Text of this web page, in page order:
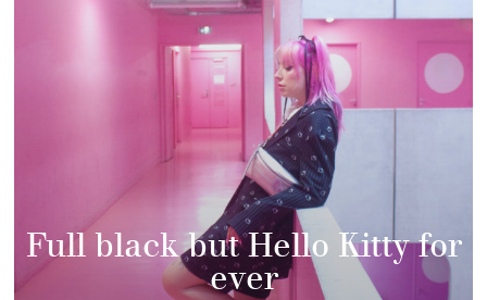
Full black but Hello Kitty for
ever